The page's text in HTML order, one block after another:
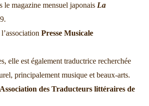
le magazine mensuel japonais La
Presse Musicale
elle est également traductrice recherchée
principalement musique et beaux-arts.
Association des Traducteurs littéraires de